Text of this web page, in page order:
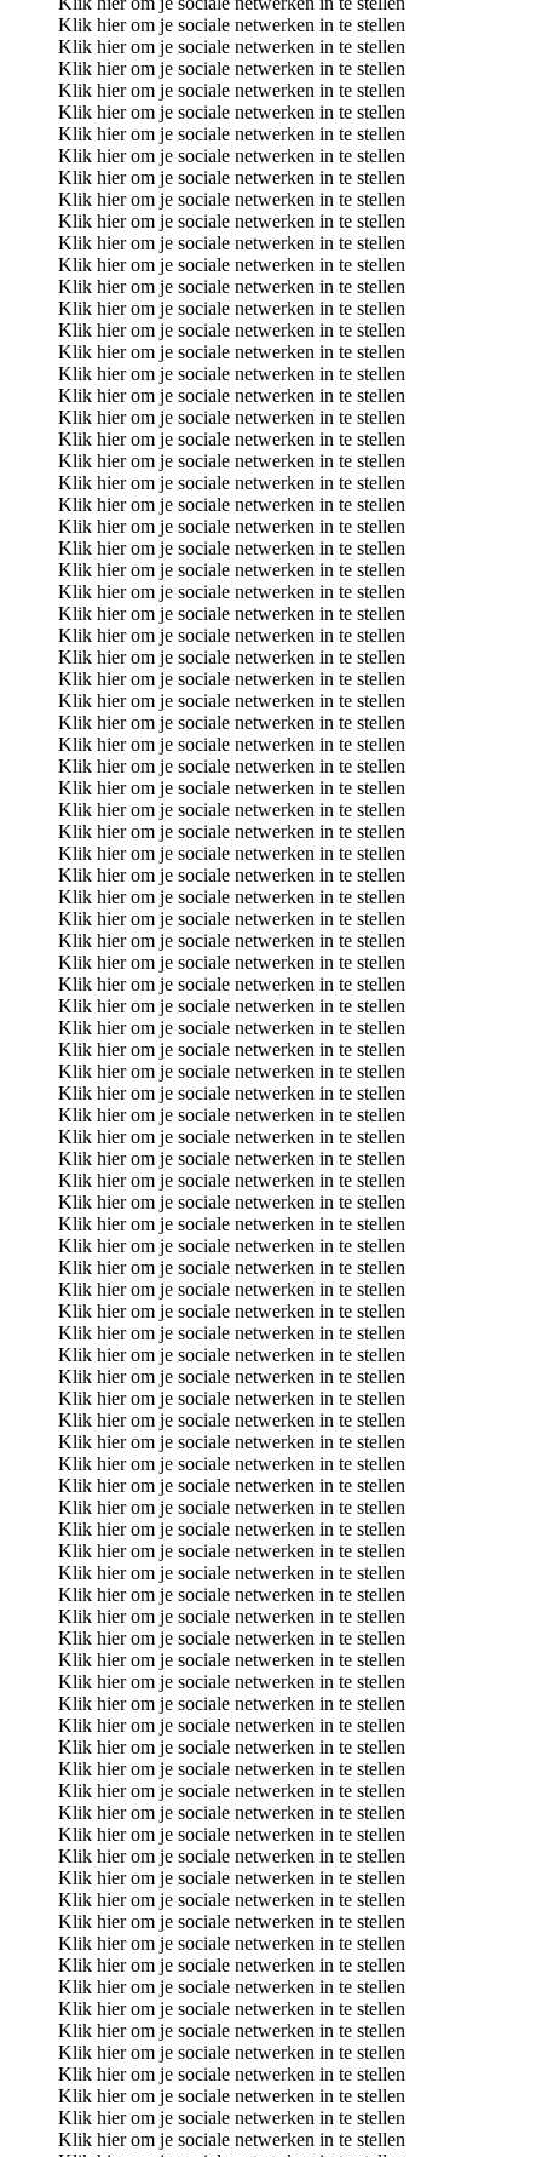
Klik hier om je sociale netwerken in te stellen
Klik hier om je sociale netwerken in te stellen
Klik hier om je sociale netwerken in te stellen
Klik hier om je sociale netwerken in te stellen
Klik hier om je sociale netwerken in te stellen
Klik hier om je sociale netwerken in te stellen
Klik hier om je sociale netwerken in te stellen
Klik hier om je sociale netwerken in te stellen
Klik hier om je sociale netwerken in te stellen
Klik hier om je sociale netwerken in te stellen
Klik hier om je sociale netwerken in te stellen
Klik hier om je sociale netwerken in te stellen
Klik hier om je sociale netwerken in te stellen
Klik hier om je sociale netwerken in te stellen
Klik hier om je sociale netwerken in te stellen
Klik hier om je sociale netwerken in te stellen
Klik hier om je sociale netwerken in te stellen
Klik hier om je sociale netwerken in te stellen
Klik hier om je sociale netwerken in te stellen
Klik hier om je sociale netwerken in te stellen
Klik hier om je sociale netwerken in te stellen
Klik hier om je sociale netwerken in te stellen
Klik hier om je sociale netwerken in te stellen
Klik hier om je sociale netwerken in te stellen
Klik hier om je sociale netwerken in te stellen
Klik hier om je sociale netwerken in te stellen
Klik hier om je sociale netwerken in te stellen
Klik hier om je sociale netwerken in te stellen
Klik hier om je sociale netwerken in te stellen
Klik hier om je sociale netwerken in te stellen
Klik hier om je sociale netwerken in te stellen
Klik hier om je sociale netwerken in te stellen
Klik hier om je sociale netwerken in te stellen
Klik hier om je sociale netwerken in te stellen
Klik hier om je sociale netwerken in te stellen
Klik hier om je sociale netwerken in te stellen
Klik hier om je sociale netwerken in te stellen
Klik hier om je sociale netwerken in te stellen
Klik hier om je sociale netwerken in te stellen
Klik hier om je sociale netwerken in te stellen
Klik hier om je sociale netwerken in te stellen
Klik hier om je sociale netwerken in te stellen
Klik hier om je sociale netwerken in te stellen
Klik hier om je sociale netwerken in te stellen
Klik hier om je sociale netwerken in te stellen
Klik hier om je sociale netwerken in te stellen
Klik hier om je sociale netwerken in te stellen
Klik hier om je sociale netwerken in te stellen
Klik hier om je sociale netwerken in te stellen
Klik hier om je sociale netwerken in te stellen
Klik hier om je sociale netwerken in te stellen
Klik hier om je sociale netwerken in te stellen
Klik hier om je sociale netwerken in te stellen
Klik hier om je sociale netwerken in te stellen
Klik hier om je sociale netwerken in te stellen
Klik hier om je sociale netwerken in te stellen
Klik hier om je sociale netwerken in te stellen
Klik hier om je sociale netwerken in te stellen
Klik hier om je sociale netwerken in te stellen
Klik hier om je sociale netwerken in te stellen
Klik hier om je sociale netwerken in te stellen
Klik hier om je sociale netwerken in te stellen
Klik hier om je sociale netwerken in te stellen
Klik hier om je sociale netwerken in te stellen
Klik hier om je sociale netwerken in te stellen
Klik hier om je sociale netwerken in te stellen
Klik hier om je sociale netwerken in te stellen
Klik hier om je sociale netwerken in te stellen
Klik hier om je sociale netwerken in te stellen
Klik hier om je sociale netwerken in te stellen
Klik hier om je sociale netwerken in te stellen
Klik hier om je sociale netwerken in te stellen
Klik hier om je sociale netwerken in te stellen
Klik hier om je sociale netwerken in te stellen
Klik hier om je sociale netwerken in te stellen
Klik hier om je sociale netwerken in te stellen
Klik hier om je sociale netwerken in te stellen
Klik hier om je sociale netwerken in te stellen
Klik hier om je sociale netwerken in te stellen
Klik hier om je sociale netwerken in te stellen
Klik hier om je sociale netwerken in te stellen
Klik hier om je sociale netwerken in te stellen
Klik hier om je sociale netwerken in te stellen
Klik hier om je sociale netwerken in te stellen
Klik hier om je sociale netwerken in te stellen
Klik hier om je sociale netwerken in te stellen
Klik hier om je sociale netwerken in te stellen
Klik hier om je sociale netwerken in te stellen
Klik hier om je sociale netwerken in te stellen
Klik hier om je sociale netwerken in te stellen
Klik hier om je sociale netwerken in te stellen
Klik hier om je sociale netwerken in te stellen
Klik hier om je sociale netwerken in te stellen
Klik hier om je sociale netwerken in te stellen
Klik hier om je sociale netwerken in te stellen
Klik hier om je sociale netwerken in te stellen
Klik hier om je sociale netwerken in te stellen
Klik hier om je sociale netwerken in te stellen